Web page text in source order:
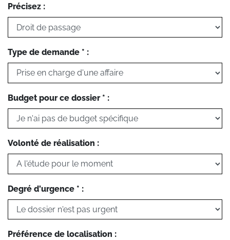
Précisez :
Type de demande * :
Budget pour ce dossier * :
Volonté de réalisation :
Degré d'urgence * :
Préférence de localisation :